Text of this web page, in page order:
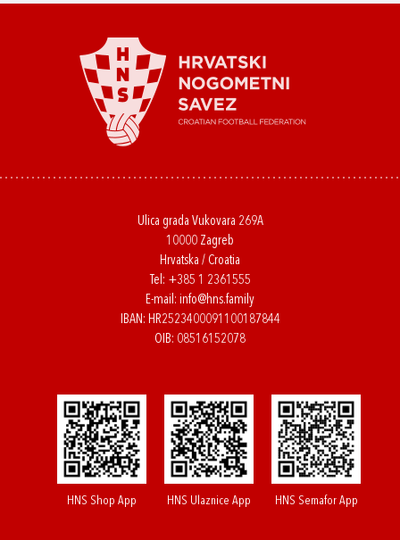
Ulica grada Vukovara 269A
10000 Zagreb
Hrvatska / Croatia
Tel: +385 1 2361555
E-mail: info@hns.family
IBAN: HR2523400091100187844
OIB: 08516152078
HNS Shop App HNS Ulaznice App HNS Semafor App